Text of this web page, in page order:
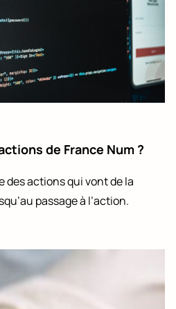
de France Num ?
des actions qui vont de la
passage à l’action.